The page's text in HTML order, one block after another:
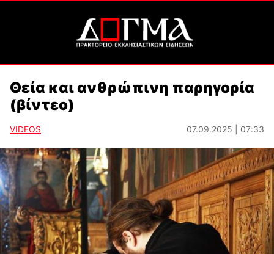
Θεία και ανθρώπινη παρηγορία
(βίντεο)
VIDEOS 07.09.2025 | 07:33